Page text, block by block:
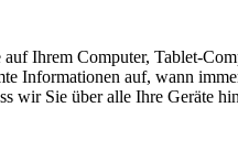
Ihrem Computer, Tablet-
auf, wann
wir Sie über alle Ihre Geräte